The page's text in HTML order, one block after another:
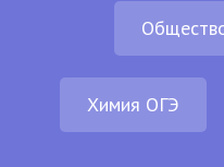
Химия ОГЭ